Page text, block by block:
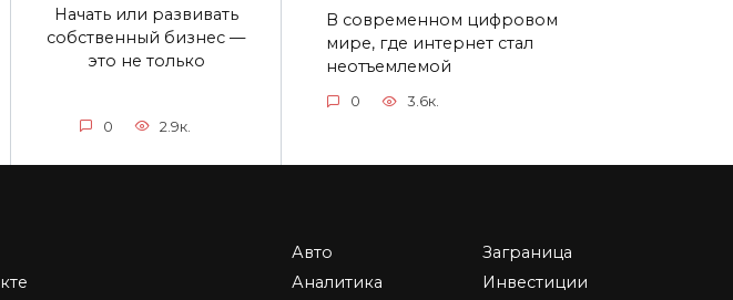
Начать или развивать
собственный бизнес —
это не только
0 2.9к.
В современном цифровом
мире, где интернет стал
неотъемлемой
0 3.6к.
Авто
Аналитика
Заграница
Инвестиции